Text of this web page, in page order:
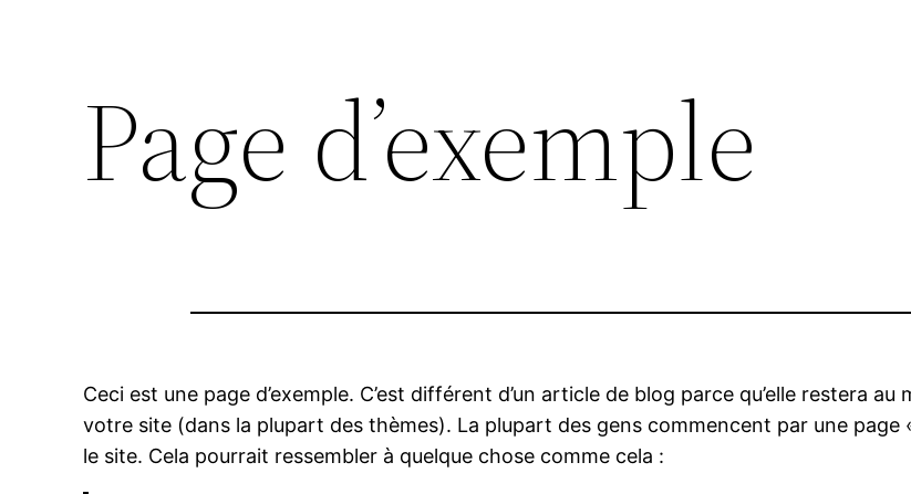
Page d’exemple
Ceci est une page d’exemple. C’est différent d’un article de blog parce qu’elle restera
votre site (dans la plupart des thèmes). La plupart des gens commencent par une
le site. Cela pourrait ressembler à quelque chose comme cela :